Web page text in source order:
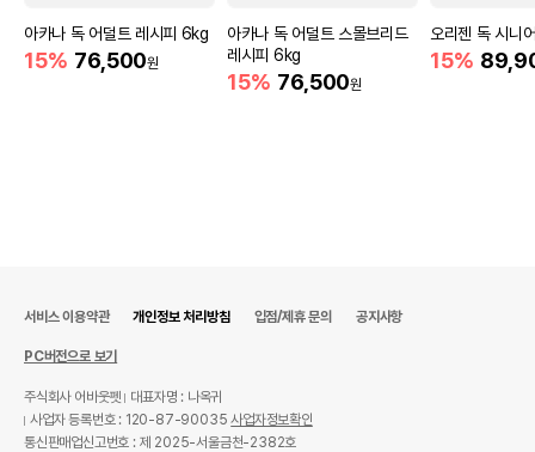
아카나 독 어덜트 레시피 6kg
15% 76,500원
아카나 독 어덜트 스몰브리드
레시피 6kg
15% 76,500원
오리젠 독 시니
15%
서비스 이용약관 개인정보 처리방침 입점/제휴 문의 공지사항
PC버전으로 보기
주식회사 어바웃펫
대표자명 : 나옥귀
사업자 등록번호 : 120-87-90035사업자정보확인
통신판매업신고번호 : 제 2025-서울금천-2382호